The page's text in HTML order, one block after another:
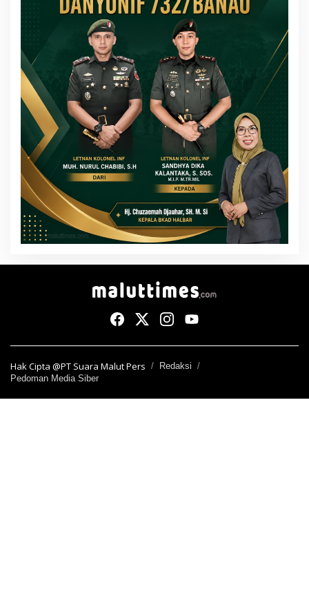
Hak Cipta @PT Suara Malut Pers
Redaksi
Pedoman Media Siber